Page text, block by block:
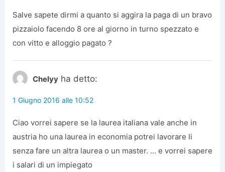
Salve sapete dirmi a quanto si aggira la paga di un bravo
pizzaiolo facendo 8 ore al giorno in turno spezzato e
con vitto e alloggio pagato ?
Chelyy ha detto:
1 Giugno 2016 alle 10:52
Ciao vorrei sapere se la laurea italiana vale anche in
austria ho una laurea in economia potrei lavorare li
senza fare un altra laurea o un master. … e vorrei sapere
i salari di un impiegato